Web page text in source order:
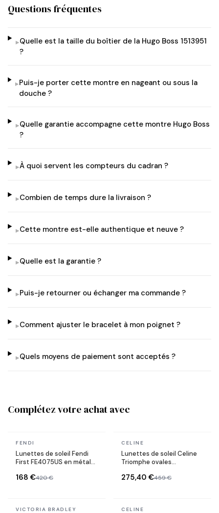
Questions fréquentes
▸Quelle est la taille du boîtier de la Hugo Boss 1513951
?
▸Puis-je porter cette montre en nageant ou sous la
douche ?
▸Quelle garantie accompagne cette montre Hugo Boss
?
▸À quoi servent les compteurs du cadran ?
▸Combien de temps dure la livraison ?
▸Cette montre est-elle authentique et neuve ?
▸Quelle est la garantie ?
▸Puis-je retourner ou échanger ma commande ?
▸Comment ajuster le bracelet à mon poignet ?
▸Quels moyens de paiement sont acceptés ?
Complétez votre achat avec
En stock
FENDI
Lunettes de soleil Fendi
First FE4075US en métal
168 €420 €
En stock
CELINE
Lunettes de soleil Celine
Triomphe ovales
275,40 €459 €
En stock
VICTORIA BRADLEY En stock
CELINE